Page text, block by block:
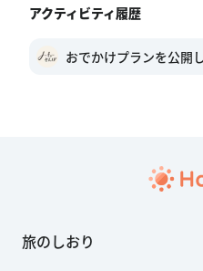
アクティビティ履歴
おでかけプランを公開
旅のしおり